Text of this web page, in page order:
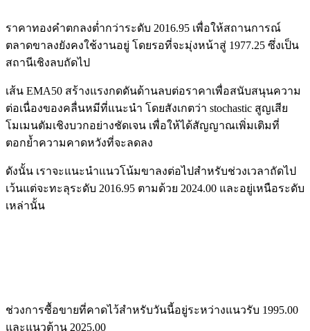
ราคาทองคำตกลงต่ำกว่าระดับ 2016.95 เพื่อให้สถานการณ์
ตลาดขาลงยังคงใช้งานอยู่ โดยรอที่จะมุ่งหน้าสู่ 1977.25 ซึ่งเป็น
สถานีเชิงลบถัดไป
เส้น EMA50 สร้างแรงกดดันด้านลบต่อราคาเพื่อสนับสนุนความ
ต่อเนื่องของคลื่นหมีที่แนะนำ โดยสังเกตว่า stochastic สูญเสีย
โมเมนตัมเชิงบวกอย่างชัดเจน เพื่อให้ได้สัญญาณเพิ่มเติมที่
ตอกย้ำความคาดหวังที่จะลดลง
ดังนั้น เราจะแนะนำแนวโน้มขาลงต่อไปสำหรับช่วงเวลาถัดไป
เว้นแต่จะทะลุระดับ 2016.95 ตามด้วย 2024.00 และอยู่เหนือระดับ
เหล่านั้น
ช่วงการซื้อขายที่คาดไว้สำหรับวันนี้อยู่ระหว่างแนวรับ 1995.00
และแนวต้าน 2025.00